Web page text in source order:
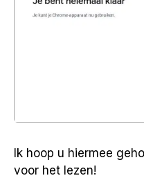
Ik hoop u hiermee
voor het lezen!